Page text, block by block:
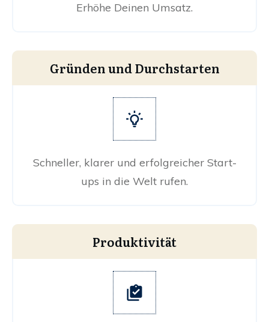
Erhöhe Deinen Umsatz.
Gründen und Durchstarten
Schneller, klarer und erfolgreicher Start-
ups in die Welt rufen.
Produktivität